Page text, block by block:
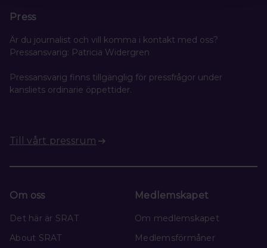
Press
Är du journalist och vill komma i kontakt med oss?
Pressansvarig: Patricia Widergren
Pressansvarig finns tillgänglig för pressfrågor under
kansliets ordinarie öppettider.
Till vårt pressrum
Om oss
Det här är SRAT
About SRAT
Medlemskapet
Om medlemskapet
Medlemsförmåner